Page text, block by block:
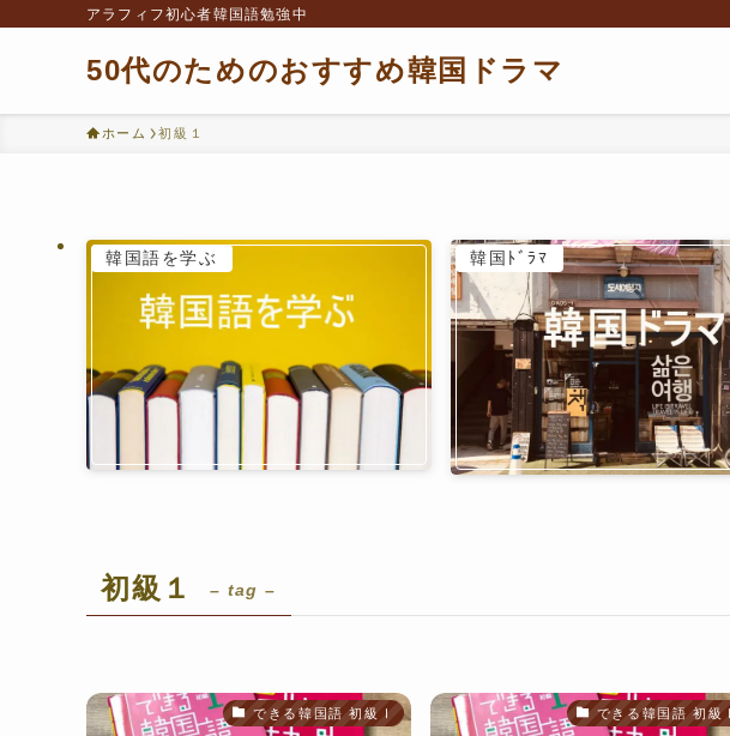
アラフィフ初心者韓国語勉強中
50代のためのおすすめ韓国ドラマ
ホーム 初級１
韓国語を学ぶ 韓国ﾄﾞﾗﾏ
初級１ – tag –
できる韓国語 初級Ⅰ できる韓国語 初級Ⅰ